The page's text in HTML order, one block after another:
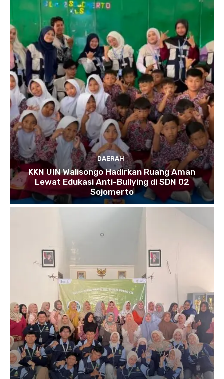
DAERAH
KKN UIN Walisongo Hadirkan Ruang Aman
Lewat Edukasi Anti-Bullying di SDN 02
Sojomerto